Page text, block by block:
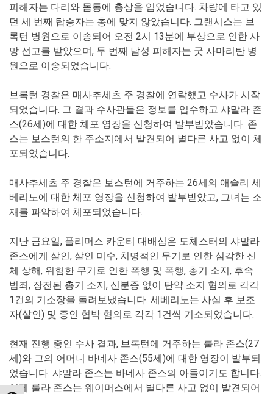
피해자는 다리와 몸통에 총상을 입었습니다. 차량에 타고 있
던 세 번째 탑승자는 총에 맞지 않았습니다. 그랜시스는 브
록턴 병원으로 이송되어 오전 2시 13분에 부상으로 인한 사
망 선고를 받았으며, 두 번째 남성 피해자는 굿 사마리탄 병
원으로 이송되었습니다.
브록턴 경찰은 매사추세츠 주 경찰에 연락했고 수사가 시작
되었습니다. 그 결과 수사관들은 정보를 입수하고 샤말라 존
스(26세)에 대한 체포 영장을 신청하여 발부받았습니다. 존
스는 보스턴의 한 주소지에서 발견되어 별다른 사고 없이 체
포되었습니다.
매사추세츠 주 경찰은 보스턴에 거주하는 26세의 애슐리 세
베리노에 대한 체포 영장을 신청하여 발부받았고, 그녀는 소
재를 파악하여 체포되었습니다.
지난 금요일, 플리머스 카운티 대배심은 도체스터의 샤말라
존스에게 살인, 살인 미수, 치명적인 무기로 인한 심각한 신
체 상해, 위험한 무기로 인한 폭행 및 폭행, 총기 소지, 후속
범죄, 장전된 총기 소지, 신분증 없이 탄약 소지 혐의로 각각
1건의 기소장을 돌려보냈습니다. 세베리노는 사실 후 보조
자(살인) 및 증인 협박 혐의로 각각 1건씩 기소되었습니다.
현재 진행 중인 수사 결과, 브록턴에 거주하는 룰라 존스(27
세)와 그의 어머니 바네사 존스(55세)에 대한 영장이 발부되
었습니다. 샤말라 존스는 바네사 존스의 아들이기도 합니다.
어제 룰라 존스는 웨이머스에서 별다른 사고 없이 발견되어